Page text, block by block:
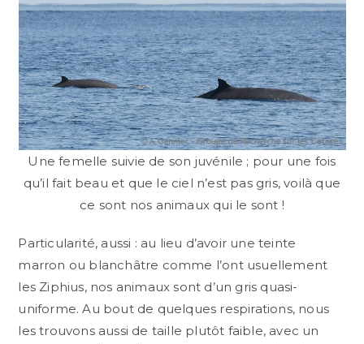
Une femelle suivie de son juvénile ; pour une fois
qu’il fait beau et que le ciel n’est pas gris, voilà que
ce sont nos animaux qui le sont !
Particularité, aussi : au lieu d’avoir une teinte
marron ou blanchâtre comme l’ont usuellement
les Ziphius, nos animaux sont d’un gris quasi-
uniforme. Au bout de quelques respirations, nous
les trouvons aussi de taille plutôt faible, avec un